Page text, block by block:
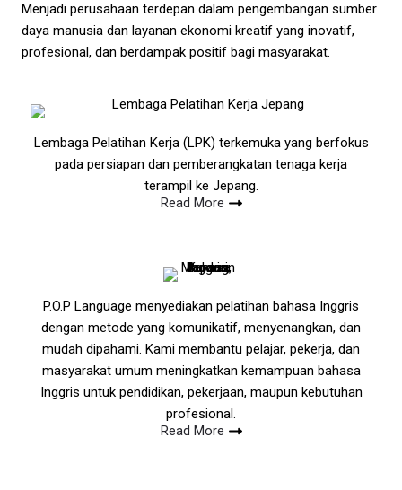
Menjadi perusahaan terdepan dalam pengembangan sumber
daya manusia dan layanan ekonomi kreatif yang inovatif,
profesional, dan berdampak positif bagi masyarakat.
Lembaga Pelatihan Kerja (LPK) terkemuka yang berfokus
pada persiapan dan pemberangkatan tenaga kerja
terampil ke Jepang.
Read More
P.O.P Language menyediakan pelatihan bahasa Inggris
dengan metode yang komunikatif, menyenangkan, dan
mudah dipahami. Kami membantu pelajar, pekerja, dan
masyarakat umum meningkatkan kemampuan bahasa
Inggris untuk pendidikan, pekerjaan, maupun kebutuhan
profesional.
Read More